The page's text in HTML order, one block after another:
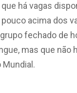
há vagas
acima dos
fechado de
mas que
Mundial.